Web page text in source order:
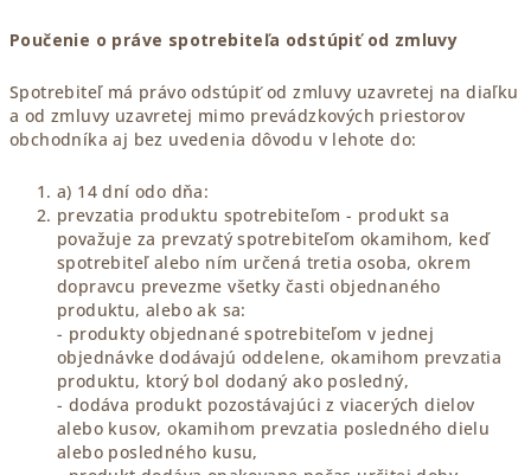
Poučenie o práve spotrebiteľa odstúpiť od zmluvy
Spotrebiteľ má právo odstúpiť od zmluvy uzavretej na diaľku
a od zmluvy uzavretej mimo prevádzkových priestorov
obchodníka aj bez uvedenia dôvodu v lehote do:
a) 14 dní odo dňa:
prevzatia produktu spotrebiteľom - produkt sa
považuje za prevzatý spotrebiteľom okamihom, keď
spotrebiteľ alebo ním určená tretia osoba, okrem
dopravcu prevezme všetky časti objednaného
produktu, alebo ak sa:
- produkty objednané spotrebiteľom v jednej
objednávke dodávajú oddelene, okamihom prevzatia
produktu, ktorý bol dodaný ako posledný,
- dodáva produkt pozostávajúci z viacerých dielov
alebo kusov, okamihom prevzatia posledného dielu
alebo posledného kusu,